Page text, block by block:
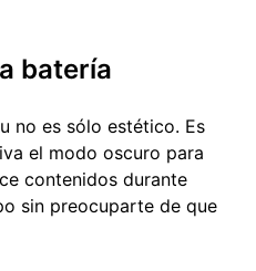
batería
no es sólo estético. Es
el modo oscuro para
contenidos durante
sin preocuparte de que